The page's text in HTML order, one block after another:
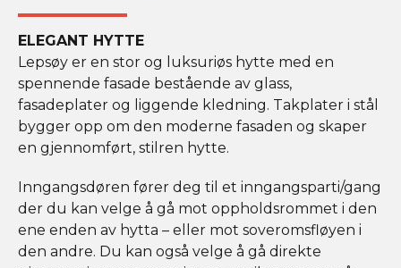
ELEGANT HYTTE
Lepsøy er en stor og luksuriøs hytte med en
spennende fasade bestående av glass,
fasadeplater og liggende kledning. Takplater i stål
bygger opp om den moderne fasaden og skaper
en gjennomført, stilren hytte.
Inngangsdøren fører deg til et inngangsparti/gang
der du kan velge å gå mot oppholdsrommet i den
ene enden av hytta – eller mot soveromsfløyen i
den andre. Du kan også velge å gå direkte